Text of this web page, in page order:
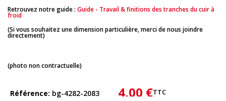
Retrouvez notre guide : Guide - Travail & finitions des tranches du cuir à
froid
(Si vous souhaitez une dimension particulière, merci de nous joindre
directement)
(photo non contractuelle)
Référence bg-4282-2083 4,00 €TTC